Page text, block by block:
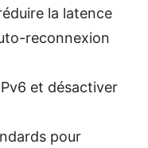
la latence
reconnexion
et désactiver
pour